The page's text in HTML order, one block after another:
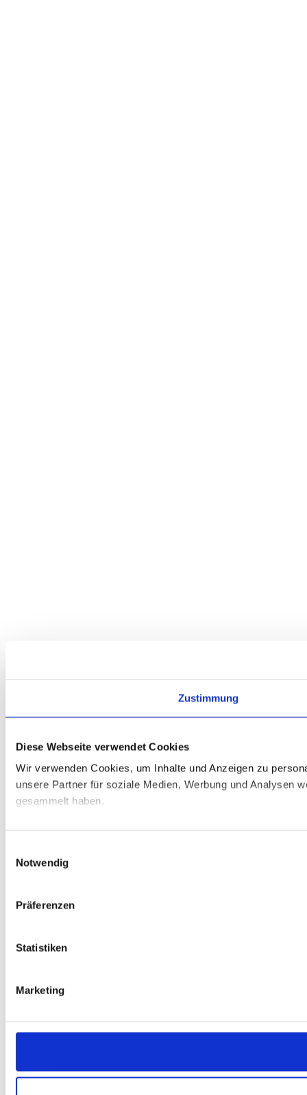
Zustimmung
Diese Webseite verwendet Cookies
Wir verwenden Cookies, um Inhalte und Anzeigen zu
unsere Partner für soziale Medien, Werbung und Analysen
gesammelt haben.
Notwendig
Präferenzen
Statistiken
Marketing